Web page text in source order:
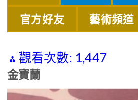
官方好友 藝術頻道
觀看次數: 1,447
金寶蘭